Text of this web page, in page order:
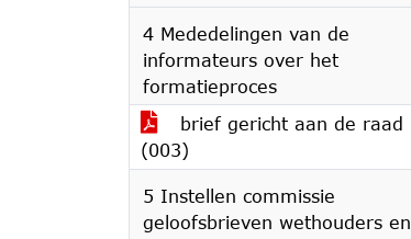
4 Mededelingen van de
informateurs over het
formatieproces
brief gericht aan de raad
(003)
5 Instellen commissie
geloofsbrieven wethouders en